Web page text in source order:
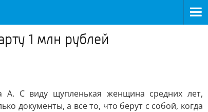
1 млн рублей
А. С виду щупленькая женщина средних лет,
документы, а все то, что берут с собой, когда